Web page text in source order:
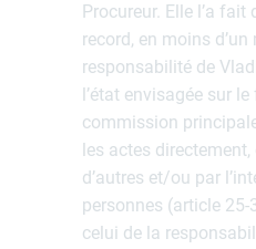
Procureur. Elle l’a
record, en moins d’un
responsabilité de
l’état envisagée sur
commission
les actes
d’autres et/ou par
personnes (article
celui de la